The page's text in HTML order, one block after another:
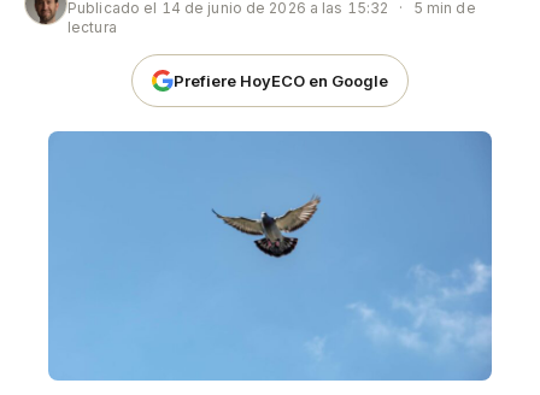
Publicado el 14 de junio de 2026 a las 15:32 ·
5 min de
lectura
Prefiere HoyECO en Google